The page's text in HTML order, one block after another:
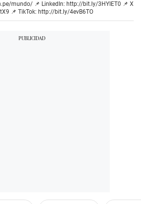
mundo/ 📌 LinkedIn: http://bit.ly/3HYIET0 📌 X
📌 TikTok: http://bit.ly/4evB6TO